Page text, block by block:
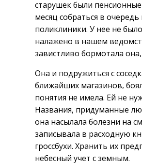
старушек были
месяц собраться в
поликлиники. У нее не
налажено в нашем
завистливо бормотала
Она и подружиться с
ближайших магазинов,
понятия не имела. Ей не
Названия, придуманные
она насылала болезни на
записывала в расходную
гроссбухи. Хранить их
небесный учет с земным.